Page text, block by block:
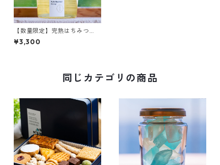
【数量限定】完熟はちみつ
（アカシア）
¥3,300
同じカテゴリの商品